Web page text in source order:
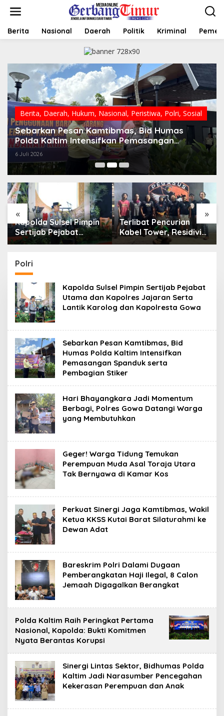
t
Berita Nasional Daerah Politik Kriminal
Berita, Daerah, Hukum, Nasional, Peristiwa, Polri, Sosial
Sebarkan Pesan Kamtibmas, Bid Humas
Polda Kaltim Intensifkan Pemasangan
Spanduk serta Pembagian Stiker
6 Juli 2026
« »
Kapolda Sulsel Pimpin
Sertijab Pejabat
Utama dan Kapolres
Karolog dan
Kapolresta Gowa
Terlibat Pencurian
Kabel Tower, Residivis
yang Sempat Kabur
Polri
Kapolda Sulsel Pimpin Sertijab Pejabat
Utama dan Kapolres Jajaran Serta
Lantik Karolog dan Kapolresta Gowa
Sebarkan Pesan Kamtibmas, Bid
Humas Polda Kaltim Intensifkan
Pemasangan Spanduk serta
Pembagian Stiker
Hari Bhayangkara Jadi Momentum
Berbagi, Polres Gowa Datangi Warga
yang Membutuhkan
Geger! Warga Tidung Temukan
Perempuan Muda Asal Toraja Utara
Tak Bernyawa di Kamar Kos
Perkuat Sinergi Jaga Kamtibmas, Wakil
Ketua KKSS Kutai Barat Silaturahmi ke
Dewan Adat
Bareskrim Polri Dalami Dugaan
Pemberangkatan Haji Ilegal, 8 Calon
Jemaah Digagalkan Berangkat
Polda Kaltim Raih Peringkat Pertama
Nasional, Kapolda: Bukti Komitmen
Nyata Berantas Korupsi
Sinergi Lintas Sektor, Bidhumas Polda
Kaltim Jadi Narasumber Pencegahan
Kekerasan Perempuan dan Anak